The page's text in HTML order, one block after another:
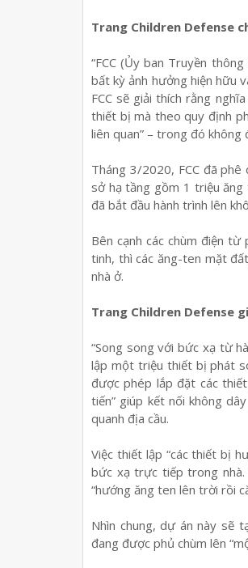
Trang Children Defense
“FCC (Ủy ban Truyền
bất kỳ ảnh hưởng hiện hữu
FCC sẽ giải thích rằng
thiết bị mà theo quy định
liên quan” – trong đó không
Tháng 3/2020, FCC đã
sở hạ tầng gồm 1 triệu
đã bắt đầu hành trình lên
Bên cạnh các chùm điện
tinh, thì các ăng-ten mặt
nhà ở.
Trang Children Defense
“Song song với bức xạ từ
lập một triệu thiết bị phát
được phép lắp đặt các
tiến” giúp kết nối không
quanh địa cầu.
Việc thiết lập “các thiết bị
bức xạ trực tiếp trong
“hướng ăng ten lên trời rồi
Nhìn chung, dự án này sẽ
đang được phủ chùm lên